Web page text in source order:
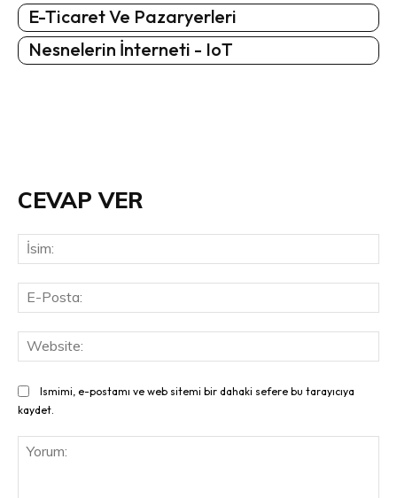
E-Ticaret Ve Pazaryerleri
Nesnelerin İnterneti - IoT
CEVAP VER
Ismimi, e-postamı ve web sitemi bir dahaki sefere bu tarayıcıya
kaydet.